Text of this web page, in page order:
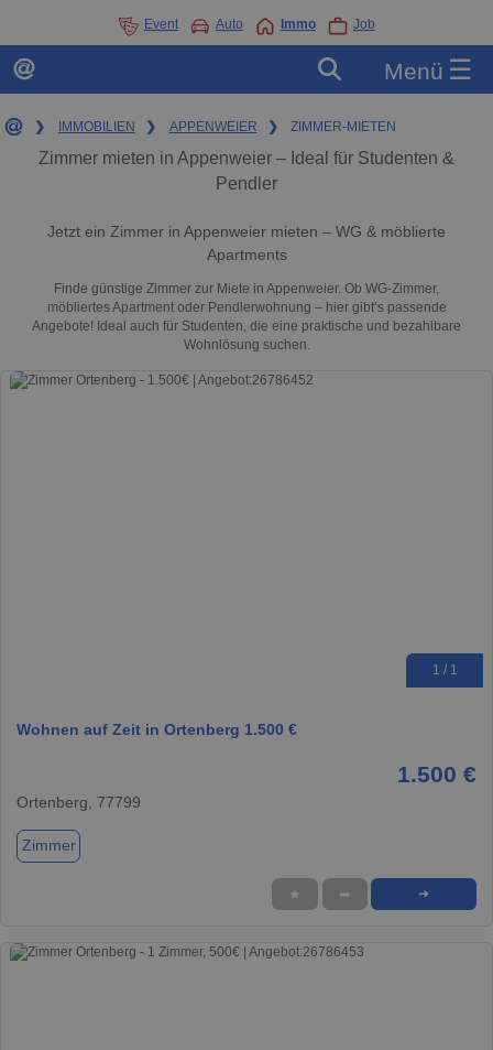
Event Auto Immo Job
Menü ☰
❯ IMMOBILIEN ❯ APPENWEIER ❯ ZIMMER-MIETEN
Zimmer mieten in Appenweier – Ideal für Studenten &
Pendler
Jetzt ein Zimmer in Appenweier mieten – WG & möblierte
Apartments
Finde günstige Zimmer zur Miete in Appenweier. Ob WG-Zimmer,
möbliertes Apartment oder Pendlerwohnung – hier gibt’s passende
Angebote! Ideal auch für Studenten, die eine praktische und bezahlbare
Wohnlösung suchen.
1 / 1
Wohnen auf Zeit in Ortenberg 1.500 €
1.500 €
Ortenberg, 77799
Zimmer
★ ➦ ➜